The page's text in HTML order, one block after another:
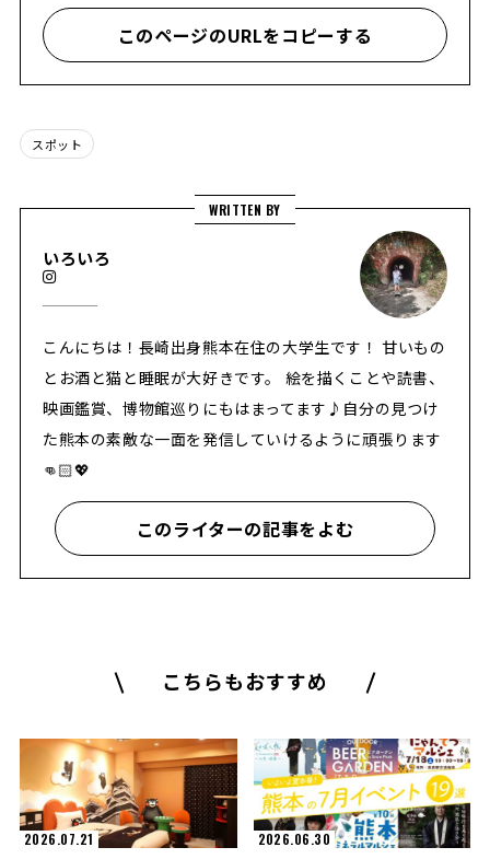
このページのURLをコピーする
スポット
WRITTEN BY
いろいろ
こんにちは！長崎出身熊本在住の大学生です！ 甘いもの
とお酒と猫と睡眠が大好きです︎。 絵を描くことや読書、
映画鑑賞、博物館巡りにもはまってます♪自分の見つけ
た熊本の素敵な一面を発信していけるように頑張ります
👊🏻💖
このライターの記事をよむ
こちらもおすすめ
2026.07.21
2026.06.30